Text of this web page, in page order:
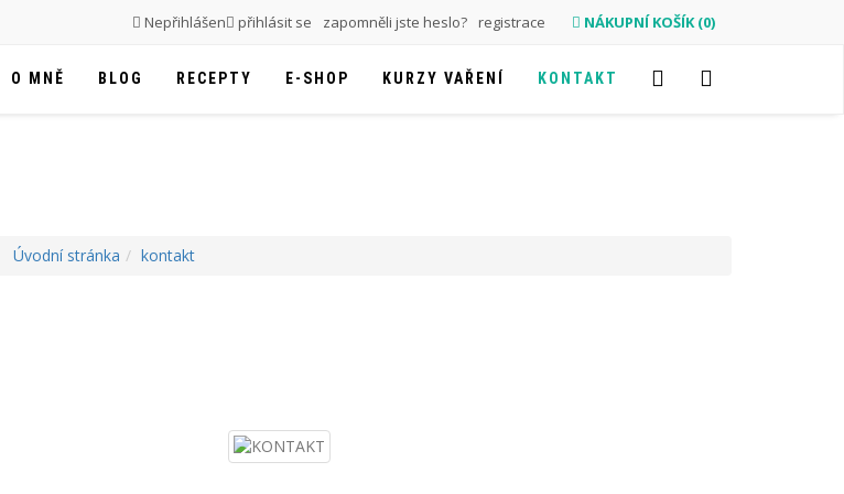
Nepřihlášen přihlásit se zapomněli jste heslo? registrace NÁKUPNÍ KOŠÍK (0)
O MNĚ BLOG RECEPTY E-SHOP KURZY VAŘENÍ KONTAKT
Úvodní stránka kontakt